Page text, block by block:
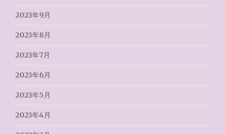
2023年9月
2023年8月
2023年7月
2023年6月
2023年5月
2023年4月